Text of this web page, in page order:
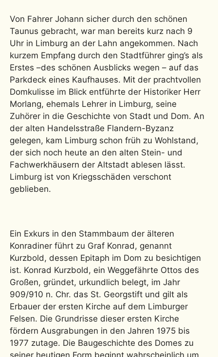
Von Fahrer Johann sicher durch den schönen
Taunus gebracht, war man bereits kurz nach 9
Uhr in Limburg an der Lahn angekommen. Nach
kurzem Empfang durch den Stadtführer ging’s als
Erstes –des schönen Ausblicks wegen – auf das
Parkdeck eines Kaufhauses. Mit der prachtvollen
Domkulisse im Blick entführte der Historiker Herr
Morlang, ehemals Lehrer in Limburg, seine
Zuhörer in die Geschichte von Stadt und Dom. An
der alten Handelsstraße Flandern-Byzanz
gelegen, kam Limburg schon früh zu Wohlstand,
der sich noch heute an den alten Stein- und
Fachwerkhäusern der Altstadt ablesen lässt.
Limburg ist von Kriegsschäden verschont
geblieben.
Ein Exkurs in den Stammbaum der älteren
Konradiner führt zu Graf Konrad, genannt
Kurzbold, dessen Epitaph im Dom zu besichtigen
ist. Konrad Kurzbold, ein Weggefährte Ottos des
Großen, gründet, urkundlich belegt, im Jahr
909/910 n. Chr. das St. Georgstift und gilt als
Erbauer der ersten Kirche auf dem Limburger
Felsen. Die Grundrisse dieser ersten Kirche
fördern Ausgrabungen in den Jahren 1975 bis
1977 zutage. Die Baugeschichte des Domes zu
seiner heutigen Form beginnt wahrscheinlich um